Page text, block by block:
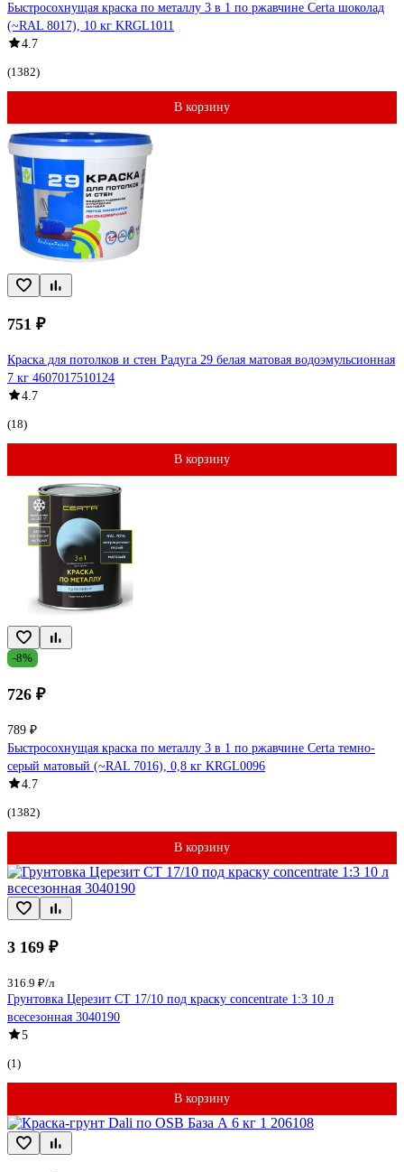
Быстросохнущая краска по металлу 3 в 1 по ржавчине Certa шоколад
(~RAL 8017), 10 кг KRGL1011
4.7
(1382)
В корзину
751 ₽
Краска для потолков и стен Радуга 29 белая матовая водоэмульсионная
7 кг 4607017510124
4.7
(18)
В корзину
-8%
726 ₽
789 ₽
Быстросохнущая краска по металлу 3 в 1 по ржавчине Certa темно-
серый матовый (~RAL 7016), 0,8 кг KRGL0096
4.7
(1382)
В корзину
3 169 ₽
316.9 ₽/л
Грунтовка Церезит CT 17/10 под краску concentrate 1:3 10 л
всесезонная 3040190
5
(1)
В корзину